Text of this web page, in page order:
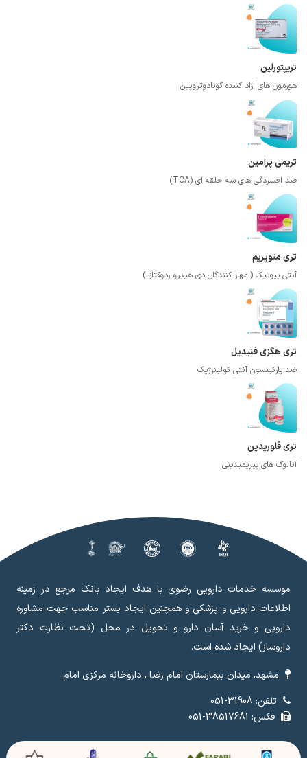
تریپتورلین
هورمون های آزاد کننده گونادوتروپین
تریمی پرامین
ضد افسردگی های سه حلقه ای (TCA)
تری متوپریم
آنتی بیوتیک ( مهار کنندگان دی هیدرو ردوکتاز )
تری هگزی فنیدیل
ضد پارکینسون آنتی کولینرژیک
تری فلوریدین
آنالوگ های پیریمیدینی
موسسه خدمات دارویی رضوی با هدف ایجاد بانک مرجع در زمینه
اطلاعات دارویی و پزشکی و همچنین ایجاد بستر مناسب جهت مشاوره
دارویی و خرید آسان دارو و تحویل در محل (تحت نظارت دکتر
داروساز) ایجاد شده است.
مشهد, میدان بیمارستان امام رضا , داروخانه مرکزی امام
تلفن: 31908-051
فکس: 38517681-051